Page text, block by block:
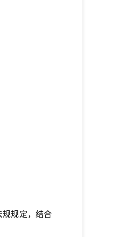
规规定，结合